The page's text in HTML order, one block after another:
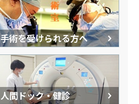
手術を受けられる方へ
人間ドック・健診